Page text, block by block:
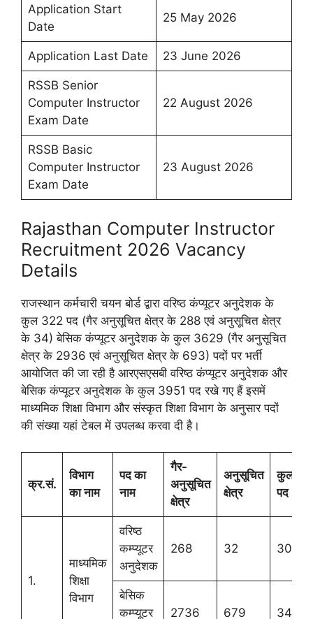
Application Start
Date
25 May 2026
Application Last Date 23 June 2026
RSSB Senior
Computer Instructor
Exam Date
22 August 2026
RSSB Basic
Computer Instructor
Exam Date
23 August 2026
Rajasthan Computer Instructor
Recruitment 2026 Vacancy
Details
राजस्थान कर्मचारी चयन बोर्ड द्वारा वरिष्ठ कंप्यूटर अनुदेशक के
कुल 322 पद (गैर अनुसूचित क्षेत्र के 288 एवं अनुसूचित क्षेत्र
के 34) बेसिक कंप्यूटर अनुदेशक के कुल 3629 (गैर अनुसूचित
क्षेत्र के 2936 एवं अनुसूचित क्षेत्र के 693) पदों पर भर्ती
आयोजित की जा रही है आरएसएसबी वरिष्ठ कंप्यूटर अनुदेशक और
बेसिक कंप्यूटर अनुदेशक के कुल 3951 पद रखे गए हैं इसमें
माध्यमिक शिक्षा विभाग और संस्कृत शिक्षा विभाग के अनुसार पदों
की संख्या यहां टेबल में उपलब्ध करवा दी है।
क्र.सं.
विभाग
का नाम
पद का
नाम
गैर-
अनुसूचित
क्षेत्र
अनुसूचित
क्षेत्र
कुल
पद
1.
माध्यमिक
शिक्षा
विभाग
वरिष्ठ
कम्प्यूटर
अनुदेशक
268 32 300
बेसिक
कम्प्यूटर
2736 679 3415